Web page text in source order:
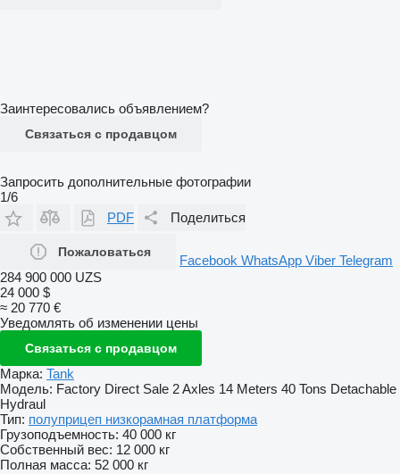
Заинтересовались объявлением?
Связаться с продавцом
Запросить дополнительные фотографии
1/6
PDF
Поделиться
Пожаловаться
Facebook WhatsApp Viber Telegram
284 900 000 UZS
24 000 $
≈ 20 770 €
Уведомлять об изменении цены
Связаться с продавцом
Марка: Tank
Модель: Factory Direct Sale 2 Axles 14 Meters 40 Tons Detachable
Hydraul
Тип: полуприцеп низкорамная платформа
Грузоподъемность: 40 000 кг
Собственный вес: 12 000 кг
Полная масса: 52 000 кг